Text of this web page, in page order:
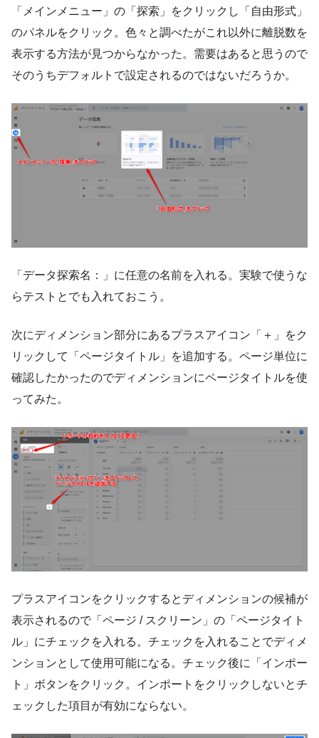
「メインメニュー」の「探索」をクリックし「自由形式」
のパネルをクリック。色々と調べたがこれ以外に離脱数を
表示する方法が見つからなかった。需要はあると思うので
そのうちデフォルトで設定されるのではないだろうか。
「データ探索名：」に任意の名前を入れる。実験で使うな
らテストとでも入れておこう。
次にディメンション部分にあるプラスアイコン「＋」をク
リックして「ページタイトル」を追加する。ページ単位に
確認したかったのでディメンションにページタイトルを使
ってみた。
プラスアイコンをクリックするとディメンションの候補が
表示されるので「ページ / スクリーン」の「ページタイト
ル」にチェックを入れる。チェックを入れることでディメ
ンションとして使用可能になる。チェック後に「インポー
ト」ボタンをクリック。インポートをクリックしないとチ
ェックした項目が有効にならない。